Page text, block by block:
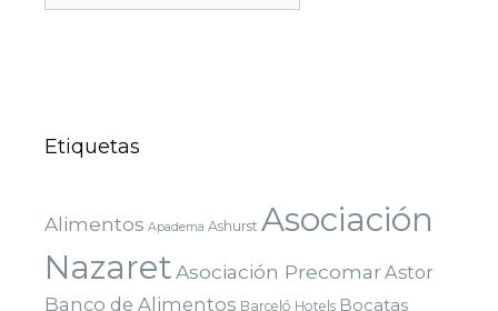
Etiquetas
Alimentos Apadema Ashurst Asociación
NazaretAsociación PrecomarAstor
Banco de Alimentos Barceló Hotels Bocatas